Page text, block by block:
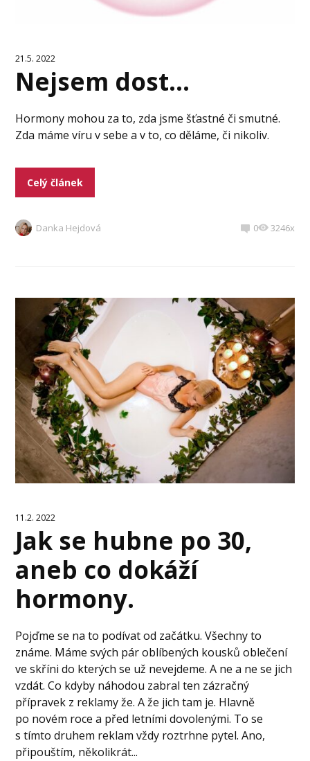
21.5. 2022
Nejsem dost…
Hormony mohou za to, zda jsme šťastné či smutné.
Zda máme víru v sebe a v to, co děláme, či nikoliv.
Celý článek
Danka Hejdová 0 3246x
11.2. 2022
Jak se hubne po 30,
aneb co dokáží
hormony.
Pojďme se na to podívat od začátku. Všechny to
známe. Máme svých pár oblíbených kousků oblečení
ve skříni do kterých se už nevejdeme. A ne a ne se jich
vzdát. Co kdyby náhodou zabral ten zázračný
přípravek z reklamy že. A že jich tam je. Hlavně
po novém roce a před letními dovolenými. To se
s tímto druhem reklam vždy roztrhne pytel. Ano,
připouštím, několikrát...